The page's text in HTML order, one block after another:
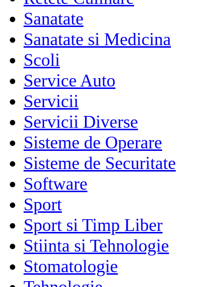
Sanatate
Sanatate si Medicina
Scoli
Service Auto
Servicii
Servicii Diverse
Sisteme de Operare
Sisteme de Securitate
Software
Sport
Sport si Timp Liber
Stiinta si Tehnologie
Stomatologie